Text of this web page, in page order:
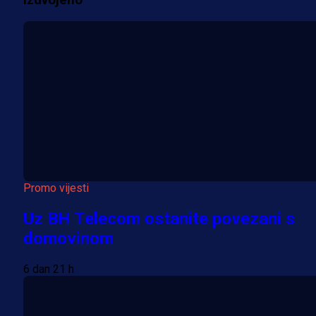
Promo vijesti
Uz BH Telecom ostanite povezani s
domovinom
6 dan 21 h